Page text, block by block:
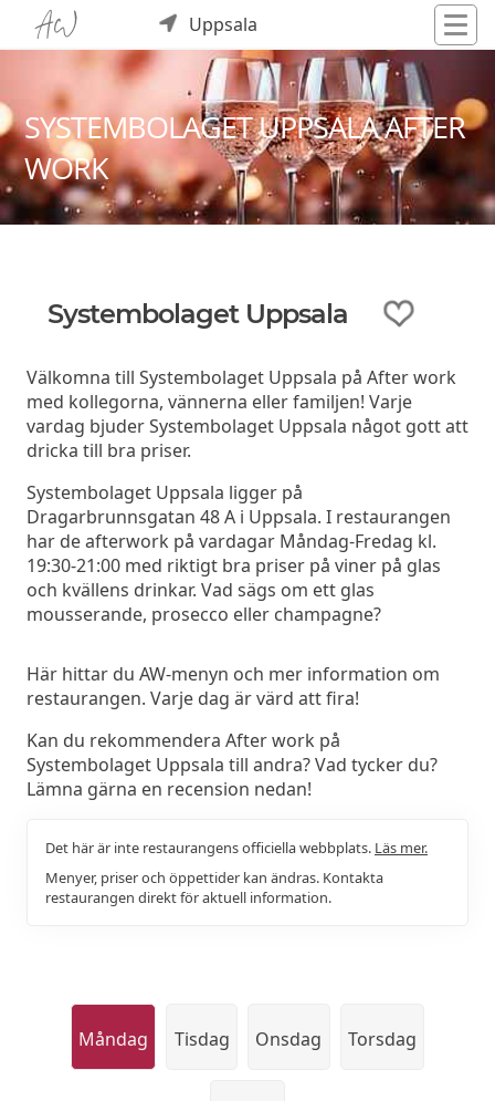
Uppsala
SYSTEMBOLAGET UPPSALA AFTER
WORK
Systembolaget Uppsala
Välkomna till Systembolaget Uppsala på After work
med kollegorna, vännerna eller familjen! Varje
vardag bjuder Systembolaget Uppsala något gott att
dricka till bra priser.
Systembolaget Uppsala ligger på
Dragarbrunnsgatan 48 A i Uppsala. I restaurangen
har de afterwork på vardagar Måndag-Fredag kl.
19:30-21:00 med riktigt bra priser på viner på glas
och kvällens drinkar. Vad sägs om ett glas
mousserande, prosecco eller champagne?
Här hittar du AW-menyn och mer information om
restaurangen. Varje dag är värd att fira!
Kan du rekommendera After work på
Systembolaget Uppsala till andra? Vad tycker du?
Lämna gärna en recension nedan!
Det här är inte restaurangens officiella webbplats. Läs mer.
Menyer, priser och öppettider kan ändras. Kontakta
restaurangen direkt för aktuell information.
Måndag Tisdag Onsdag Torsdag